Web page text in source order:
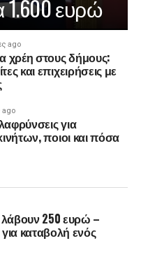
1.600 ευρώ
ago
χρέη στους δήμους:
και επιχειρήσεις με
ago
για
ποιοι και πόσα
λάβουν 250 ευρώ –
καταβολή ενός